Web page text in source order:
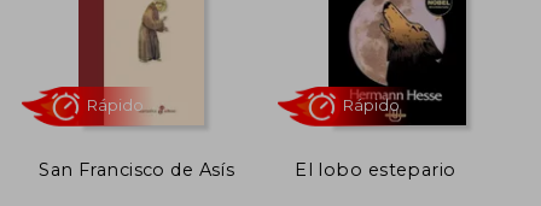
5%
dcto.
San Francisco de Asís El lobo estepario